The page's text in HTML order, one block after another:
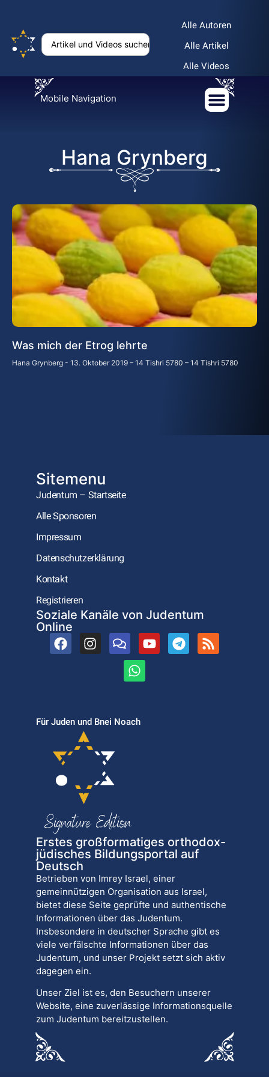
Alle Autoren
Alle Artikel
Alle Videos
Mobile Navigation
Hana Grynberg
Was mich der Etrog lehrte
Hana Grynberg 13. Oktober 2019 – 14 Tishri 5780 – 14 Tishri 5780
Sitemenu
Judentum – Startseite
Alle Sponsoren
Impressum
Datenschutzerklärung
Kontakt
Registrieren
Soziale Kanäle von Judentum
Online
Für Juden und Bnei Noach
Erstes großformatiges orthodox-
jüdisches Bildungsportal auf
Deutsch
Betrieben von Imrey Israel, einer
gemeinnützigen Organisation aus Israel,
bietet diese Seite geprüfte und authentische
Informationen über das Judentum.
Insbesondere in deutscher Sprache gibt es
viele verfälschte Informationen über das
Judentum, und unser Projekt setzt sich aktiv
dagegen ein.
Unser Ziel ist es, den Besuchern unserer
Website, eine zuverlässige Informationsquelle
zum Judentum bereitzustellen.